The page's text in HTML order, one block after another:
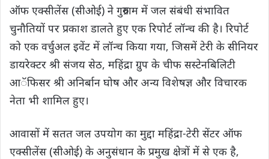
ऑफ एक्सीलेंस (सीओई) ने गुरुग्राम में जल संबंधी संभावित
चुनौतियों पर प्रकाश डालते हुए एक रिपोर्ट लॉन्च की है। रिपोर्ट
को एक वर्चुअल इवेंट में लॉन्च किया गया, जिसमें टेरी के सीनियर
डायरेक्टर श्री संजय सेठ, महिंद्रा ग्रुप के चीफ सस्टेनबिलिटी
आॅफिसर श्री अनिर्बान घोष और अन्य विशेषज्ञ और विचारक
नेता भी शामिल हुए।
आवासों में सतत जल उपयोग का मुद्दा महिंद्रा-टेरी सेंटर ऑफ
एक्सीलेंस (सीओई) के अनुसंधान के प्रमुख क्षेत्रों में से एक है,